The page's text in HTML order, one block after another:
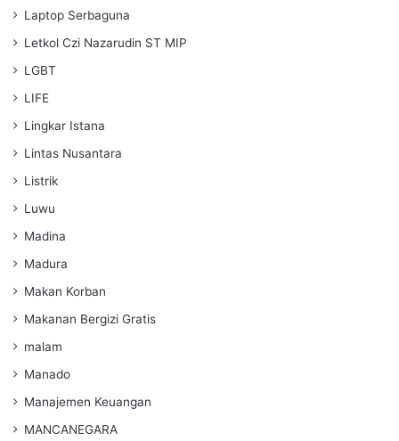
Laptop Serbaguna
Letkol Czi Nazarudin ST MIP
LGBT
LIFE
Lingkar Istana
Lintas Nusantara
Listrik
Luwu
Madina
Madura
Makan Korban
Makanan Bergizi Gratis
malam
Manado
Manajemen Keuangan
MANCANEGARA